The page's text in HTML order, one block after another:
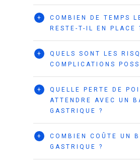
+
COMBIEN DE TEMPS
RESTE-T-IL EN PLACE
+
QUELS SONT LES
COMPLICATIONS
+
QUELLE PERTE DE
ATTENDRE AVEC UN
GASTRIQUE ?
+
COMBIEN COÛTE UN
GASTRIQUE ?